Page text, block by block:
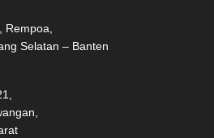
Rempoa,
Selatan – Banten